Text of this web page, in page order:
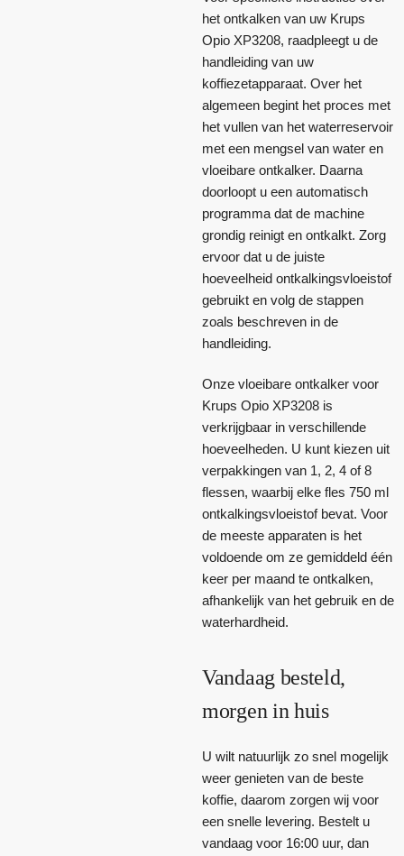
het ontkalken van uw Krups
Opio XP3208, raadpleegt u de
handleiding van uw
koffiezetapparaat. Over het
algemeen begint het proces met
het vullen van het waterreservoir
met een mengsel van water en
vloeibare ontkalker. Daarna
doorloopt u een automatisch
programma dat de machine
grondig reinigt en ontkalkt. Zorg
ervoor dat u de juiste
hoeveelheid ontkalkingsvloeistof
gebruikt en volg de stappen
zoals beschreven in de
handleiding.
Onze vloeibare ontkalker voor
Krups Opio XP3208 is
verkrijgbaar in verschillende
hoeveelheden. U kunt kiezen uit
verpakkingen van 1, 2, 4 of 8
flessen, waarbij elke fles 750 ml
ontkalkingsvloeistof bevat. Voor
de meeste apparaten is het
voldoende om ze gemiddeld één
keer per maand te ontkalken,
afhankelijk van het gebruik en de
waterhardheid.
Vandaag besteld,
morgen in huis
U wilt natuurlijk zo snel mogelijk
weer genieten van de beste
koffie, daarom zorgen wij voor
een snelle levering. Bestelt u
vandaag voor 16:00 uur, dan